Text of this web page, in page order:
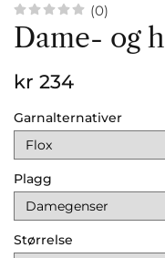
(0)
Dame- og
kr 234
Garnalternativer
Plagg
Størrelse